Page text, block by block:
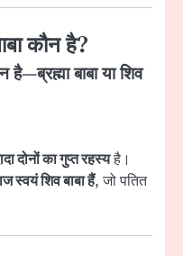
कौन है?
है—ब्रह्मा बाबा या शिव
दोनों का गुप्त रहस्यहै।
स्वयं शिव बाबा हैं, जो पतित